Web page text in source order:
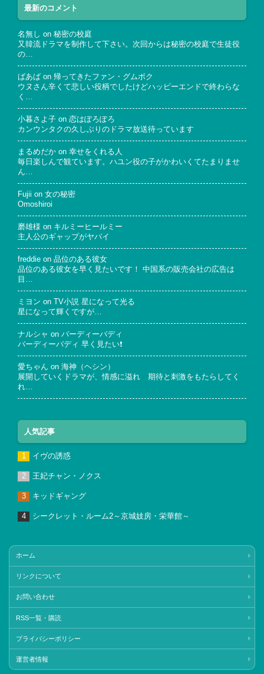
最新のコメント
名無し on 秘密の校庭
又韓流ドラマを制作して下さい。次回からは秘密の校庭で生徒役
の…
ばあば on 帰ってきたファン・グムボク
ウヌさん辛くて悲しい役柄でしたけどハッピーエンドで終わらな
く…
小暮さよ子 on 恋はぽろぽろ
カンウンタクの久しぶりのドラマ放送待っています
まるめだか on 幸せをくれる人
毎日楽しんで観ています。ハユン役の子がかわいくてたまりませ
ん…
Fujii on 女の秘密
Omoshiroi
磨雄様 on キルミーヒールミー
主人公のギャップがヤバイ
freddie on 品位のある彼女
品位のある彼女を早く見たいです！ 中国系の販売会社の広告は
目…
ミヨン on
TV小説 星になって光る
星になって輝くですが…
ナルシャ on バーディーバディ
バーディーバディ 早く見たい❗
愛ちゃん on 海神（ヘシン）
展開していくドラマが、情感に溢れ 期待と刺激をもたらしてく
れ…
人気記事
イヴの誘惑
王妃チャン・ノクス
キッドギャング
シークレット・ルーム2～京城妓房・栄華館～
ホーム
リンクについて
お問い合わせ
RSS一覧・購読
プライバシーポリシー
運営者情報